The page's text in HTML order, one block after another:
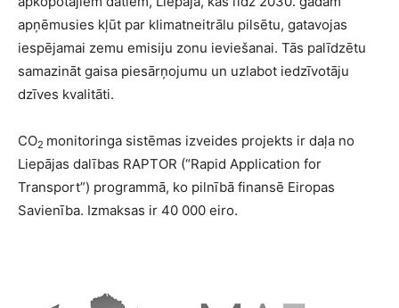
apņēmusies kļūt par klimatneitrālu pilsētu, gatavojas
iespējamai zemu emisiju zonu ieviešanai. Tās palīdzētu
samazināt gaisa piesārņojumu un uzlabot iedzīvotāju
dzīves kvalitāti.
CO2 monitoringa sistēmas izveides projekts ir daļa no
Liepājas dalības RAPTOR (“Rapid Application for
Transport”) programmā, ko pilnībā finansē Eiropas
Savienība. Izmaksas ir 40 000 eiro.